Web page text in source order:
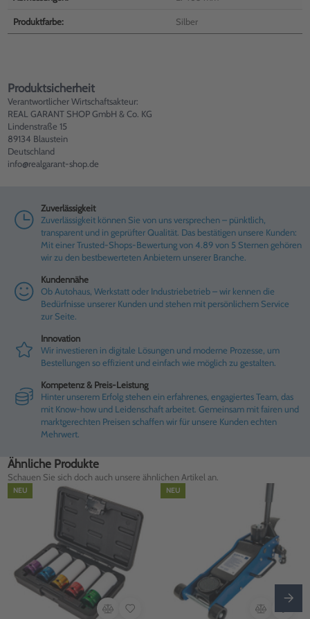
Produktfarbe: Silber
Produktsicherheit
Verantwortlicher Wirtschaftsakteur:
REAL GARANT SHOP GmbH & Co. KG
Lindenstraße 15
89134 Blaustein
Deutschland
info@realgarant-shop.de
Zuverlässigkeit
Zuverlässigkeit können Sie von uns versprechen – pünktlich,
transparent und in geprüfter Qualität. Das bestätigen unsere Kunden:
Mit einer Trusted-Shops-Bewertung von 4.89 von 5 Sternen gehören
wir zu den bestbewerteten Anbietern unserer Branche.
Kundennähe
Ob Autohaus, Werkstatt oder Industriebetrieb – wir kennen die
Bedürfnisse unserer Kunden und stehen mit persönlichem Service
zur Seite.
Innovation
Wir investieren in digitale Lösungen und moderne Prozesse, um
Bestellungen so effizient und einfach wie möglich zu gestalten.
Kompetenz & Preis-Leistung
Hinter unserem Erfolg stehen ein erfahrenes, engagiertes Team, das
mit Know-how und Leidenschaft arbeitet. Gemeinsam mit fairen und
marktgerechten Preisen schaffen wir für unsere Kunden echten
Mehrwert.
Ähnliche Produkte
Schauen Sie sich doch auch unsere ähnlichen Artikel an.
NEU NEU